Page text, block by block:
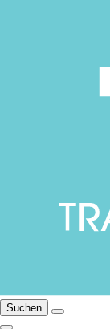
Suchen